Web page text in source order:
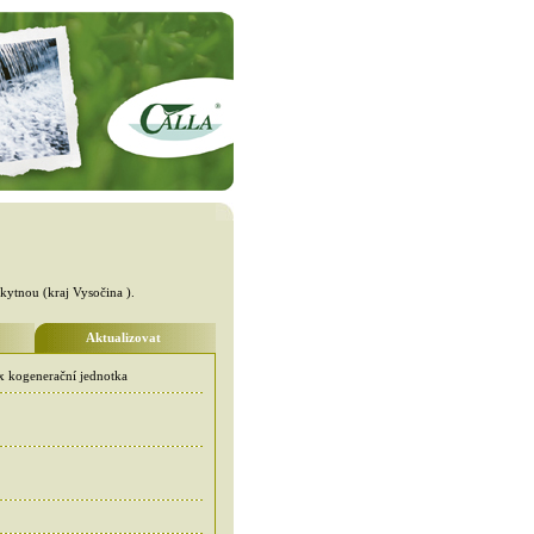
(kraj Vysočina ).
Aktualizovat
kogenerační jednotka